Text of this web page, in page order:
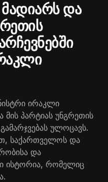
და
ირაკლი
მის პარტიას უნგრეთის
ულოცავს.
საქართველოს და
და
ისტორია, რომელიც